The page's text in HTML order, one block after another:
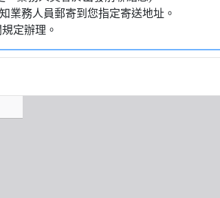
業務人員郵寄到您指定寄送地址。
定辦理。